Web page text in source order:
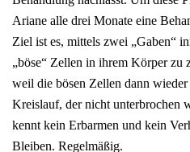
Ariane alle drei Monate eine
Ziel ist es, mittels zwei „Gaben“
„böse“ Zellen in ihrem Körper zu
weil die bösen Zellen dann wieder
Kreislauf, der nicht unterbrochen
kennt kein Erbarmen und kein
Bleiben. Regelmäßig.